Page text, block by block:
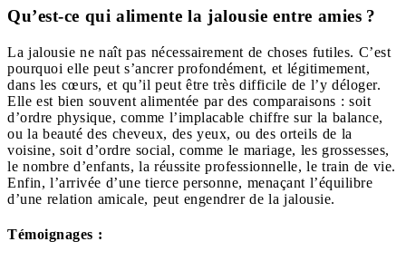
Qu’est-ce qui alimente la jalousie entre amies ?
La jalousie ne naît pas nécessairement de choses futiles. C’est
pourquoi elle peut s’ancrer profondément, et légitimement,
dans les cœurs, et qu’il peut être très difficile de l’y déloger.
Elle est bien souvent alimentée par des comparaisons : soit
d’ordre physique, comme l’implacable chiffre sur la balance,
ou la beauté des cheveux, des yeux, ou des orteils de la
voisine, soit d’ordre social, comme le mariage, les grossesses,
le nombre d’enfants, la réussite professionnelle, le train de vie.
Enfin, l’arrivée d’une tierce personne, menaçant l’équilibre
d’une relation amicale, peut engendrer de la jalousie.
Témoignages :